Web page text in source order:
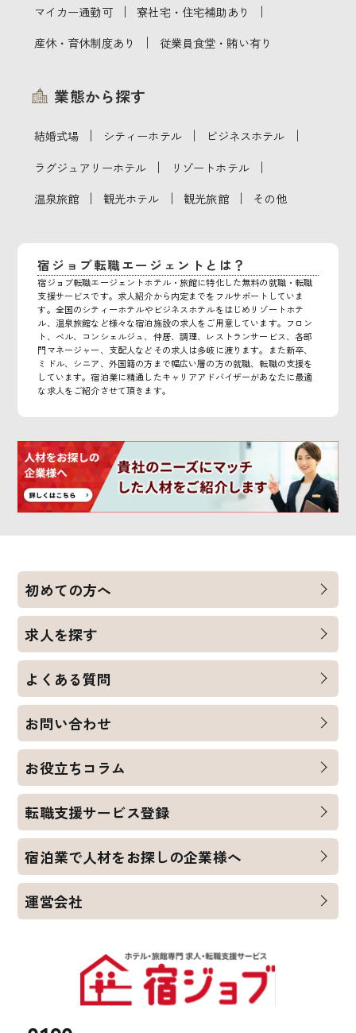
マイカー通勤可 ｜ 寮社宅・住宅補助あり ｜
産休・育休制度あり ｜ 従業員食堂・賄い有り
業態から探す
結婚式場 ｜ シティーホテル ｜ ビジネスホテル ｜
ラグジュアリーホテル ｜ リゾートホテル ｜
温泉旅館 ｜ 観光ホテル ｜ 観光旅館 ｜ その他
宿ジョブ転職エージェントとは？
宿ジョブ転職エージェントホテル・旅館に特化した無料の就職・転職
支援サービスです。求人紹介から内定までをフルサポートしていま
す。全国のシティーホテルやビジネスホテルをはじめリゾートホテ
ル、温泉旅館など様々な宿泊施設の求人をご用意しています。フロン
ト、ベル、コンシェルジュ、仲居、調理、レストランサービス、各部
門マネージャー、支配人などその求人は多岐に渡ります。また新卒、
ミドル、シニア、外国籍の方まで幅広い層の方の就職、転職の支援を
しています。宿泊業に精通したキャリアアドバイザーがあなたに最適
な求人をご紹介させて頂きます。
初めての方へ
求人を探す
よくある質問
お問い合わせ
お役立ちコラム
転職支援サービス登録
宿泊業で人材をお探しの企業様へ
運営会社